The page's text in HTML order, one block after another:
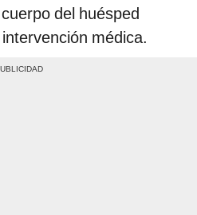
del huésped
médica.